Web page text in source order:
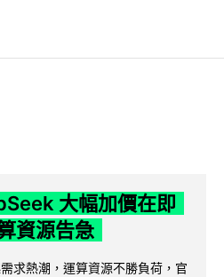
大幅加價在即
資源告急
求熱潮，運算資源不勝負荷，官